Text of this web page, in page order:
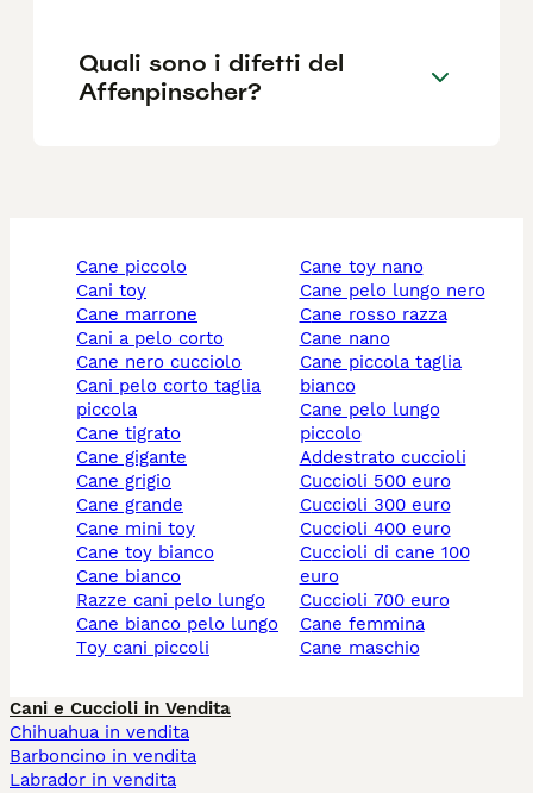
Quali sono i difetti del
Affenpinscher?
cane piccolo
cani toy
cane marrone
cani a pelo corto
cane nero cucciolo
cani pelo corto taglia
piccola
cane tigrato
cane gigante
cane grigio
cane grande
cane mini toy
cane toy bianco
cane bianco
razze cani pelo lungo
cane bianco pelo lungo
toy cani piccoli
cane toy nano
cane pelo lungo nero
cane rosso razza
cane nano
cane piccola taglia
bianco
cane pelo lungo
piccolo
addestrato cuccioli
cuccioli 500 euro
cuccioli 300 euro
cuccioli 400 euro
cuccioli di cane 100
euro
cuccioli 700 euro
cane femmina
cane maschio
Cani e Cuccioli in Vendita
Chihuahua in vendita
Barboncino in vendita
Labrador in vendita